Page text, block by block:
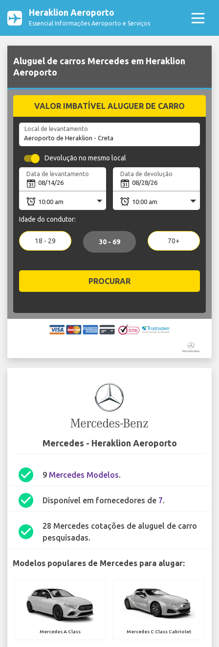
Heraklion Aeroporto
Essencial Informações Aeroporto e Serviços
Aluguel de carros Mercedes em Heraklion
Aeroporto
VALOR IMBATÍVEL ALUGUER DE CARRO
Local de levantamento
Devolução no mesmo local
Data de levantamento Data de devolução
Idade do condutor:
18 - 29 30 - 69 70+
PROCURAR
Mercedes - Heraklion Aeroporto
check_circle 9 Mercedes Modelos.
check_circle Disponível em fornecedores de 7.
check_circle
28 Mercedes cotações de aluguel de carro
pesquisadas.
Modelos populares de Mercedes para alugar:
Mercedes A Class Mercedes C Class Cabriolet